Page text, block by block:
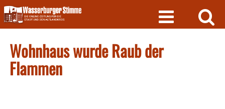
Skip
to
content
Wohnhaus wurde Raub der
Flammen